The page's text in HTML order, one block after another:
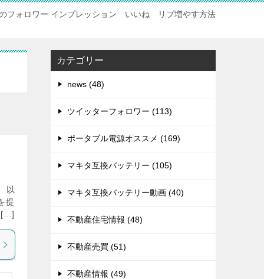
フォロワー インプレッション いいね リプ増やす方法
以
提
[…]
カテゴリー
news (48)
ツイッターフォロワー (113)
ポータブル電源オススメ (169)
マキタ互換バッテリー (105)
マキタ互換バッテリー動画 (40)
不動産住宅情報 (48)
不動産売買 (51)
不動産情報 (49)